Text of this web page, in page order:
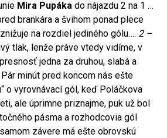
Mira Pupákado nájazdu 2 na 1 …
brankára a švihom ponad plece
na rozdiel jediného gólu…. 2 –
tlak, lenže práve vtedy vidíme, v
jedna za druhou, slabá a
minút pred koncom nás ešte
o vyrovnávací gól, keď Poláčkova
ale úprimne priznajme, puk už bol
pásma a rozhodcovia gól
závere má ešte obrovskú